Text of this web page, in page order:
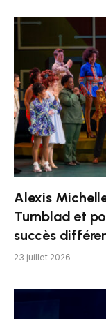
Alexis
Turnblad et
succès
23 juillet 2026